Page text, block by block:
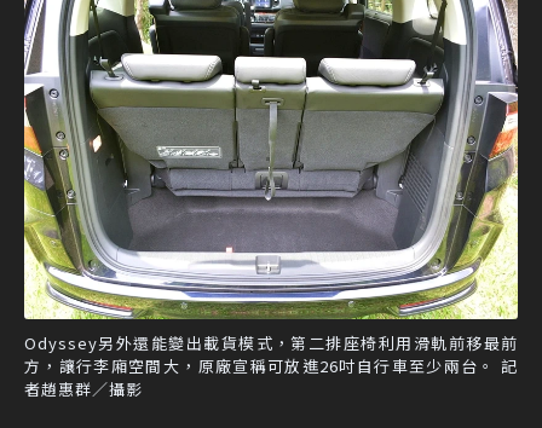
Odyssey另外還能變出載貨模式，第二排座椅利用滑軌前移最前
方，讓行李廂空間大，原廠宣稱可放進26吋自行車至少兩台。 記
者趙惠群／攝影